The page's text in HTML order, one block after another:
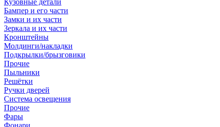
Кузовные детали
Бампер и его части
Замки и их части
Зеркала и их части
Кронштейны
Молдинги/накладки
Подкрылки/брызговики
Прочие
Пыльники
Решётки
Ручки дверей
Система освещения
Прочие
Фары
Фонари